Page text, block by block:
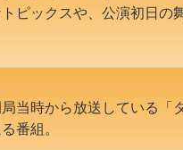
ピックスや、公演初日の
当時から放送している「
番組。